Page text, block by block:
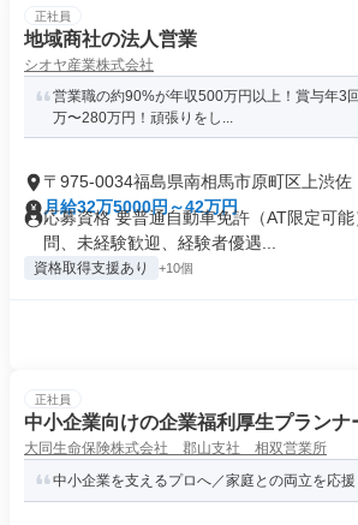
正社員
地域商社の法人営業
シオヤ産業株式会社
営業職の約90%が年収500万円以上！賞与年3
万〜280万円！頑張りをし...
〒975-0034福島県南相馬市原町区上渋佐
月給32万5000円～42万円
応募資格 要普通自動車免許（AT限定可
問、未経験歓迎、経験者優遇...
資格取得支援あり +10個
正社員
中小企業向けの企業福利厚生プランナ
大同生命保険株式会社 郡山支社 相双営業所
中小企業を支えるプロへ／家庭との両立を応援